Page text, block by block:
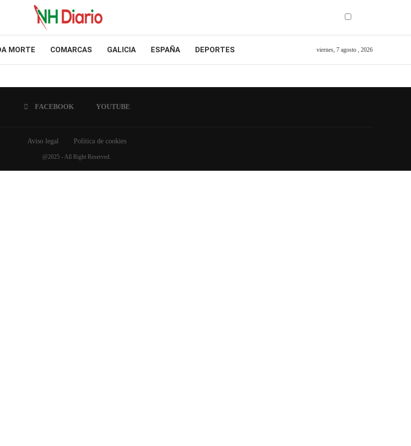
MORTE COMARCAS GALICIA ESPAÑA DEPORTES viernes, 7 agosto , 2026
FACEBOOK YOUTUBE
Aviso legal Política de cookies
@2025 - All Right Reserved.